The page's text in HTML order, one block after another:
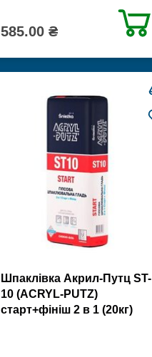
585.00 ₴
Шпаклівка Акрил-Путц ST-
10 (ACRYL-PUTZ)
старт+фініш 2 в 1 (20кг)